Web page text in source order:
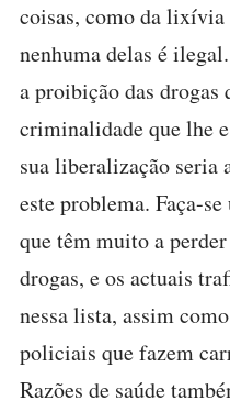
coisas, como da lixívia
nenhuma delas é
a proibição das drogas
criminalidade que lhe
sua liberalização seria
este problema. Faça-
que têm muito a
drogas, e os actuais
nessa lista, assim
policiais que fazem
Razões de saúde